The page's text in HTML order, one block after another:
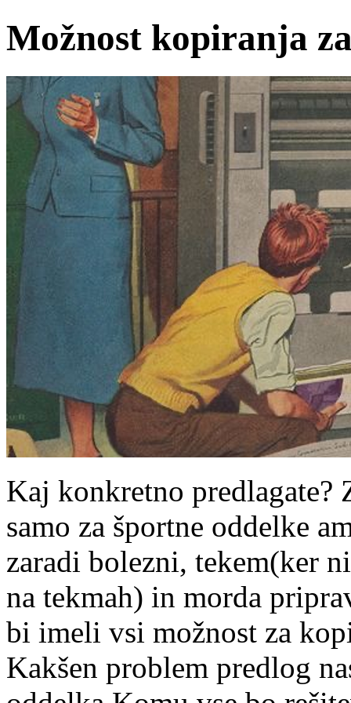
Možnost kopiranja
Kaj konkretno
samo za športne oddelke
zaradi bolezni, tekem(ker
na tekmah) in morda
bi imeli vsi možnost za
Kakšen problem predlog